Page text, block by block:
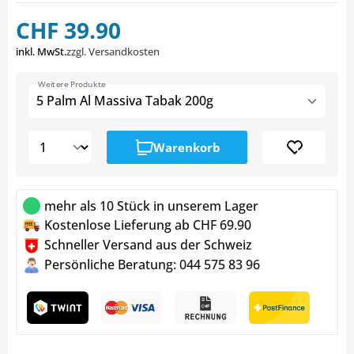
CHF 39.90
inkl. MwSt.zzgl. Versandkosten
5 Palm Al Massiva Tabak 200g
Weitere Produkte
Warenkorb
mehr als 10 Stück in unserem Lager
Kostenlose Lieferung ab CHF 69.90
Schneller Versand aus der Schweiz
Persönliche Beratung: 044 575 83 96